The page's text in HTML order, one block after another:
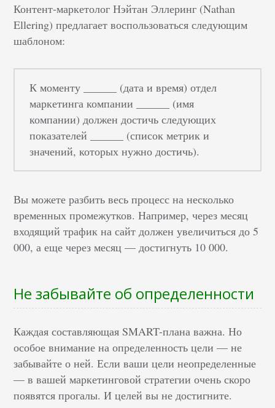
Контент-маркетолог Нэйтан Эллеринг (Nathan
Ellering) предлагает воспользоваться следующим
шаблоном:
К моменту ______ (дата и время) отдел
маркетинга компании ______ (имя
компании) должен достичь следующих
показателей ______ (список метрик и
значений, которых нужно достичь).
Вы можете разбить весь процесс на несколько
временных промежутков. Например, через месяц
входящий трафик на сайт должен увеличиться до 5
000, а еще через месяц — достигнуть 10 000.
Не забывайте об определенности
Каждая составляющая SMART-плана важна. Но
особое внимание на определенность цели — не
забывайте о ней. Если ваши цели неопределенные
— в вашей маркетинговой стратегии очень скоро
появятся прогалы. И целей вы не достигните.